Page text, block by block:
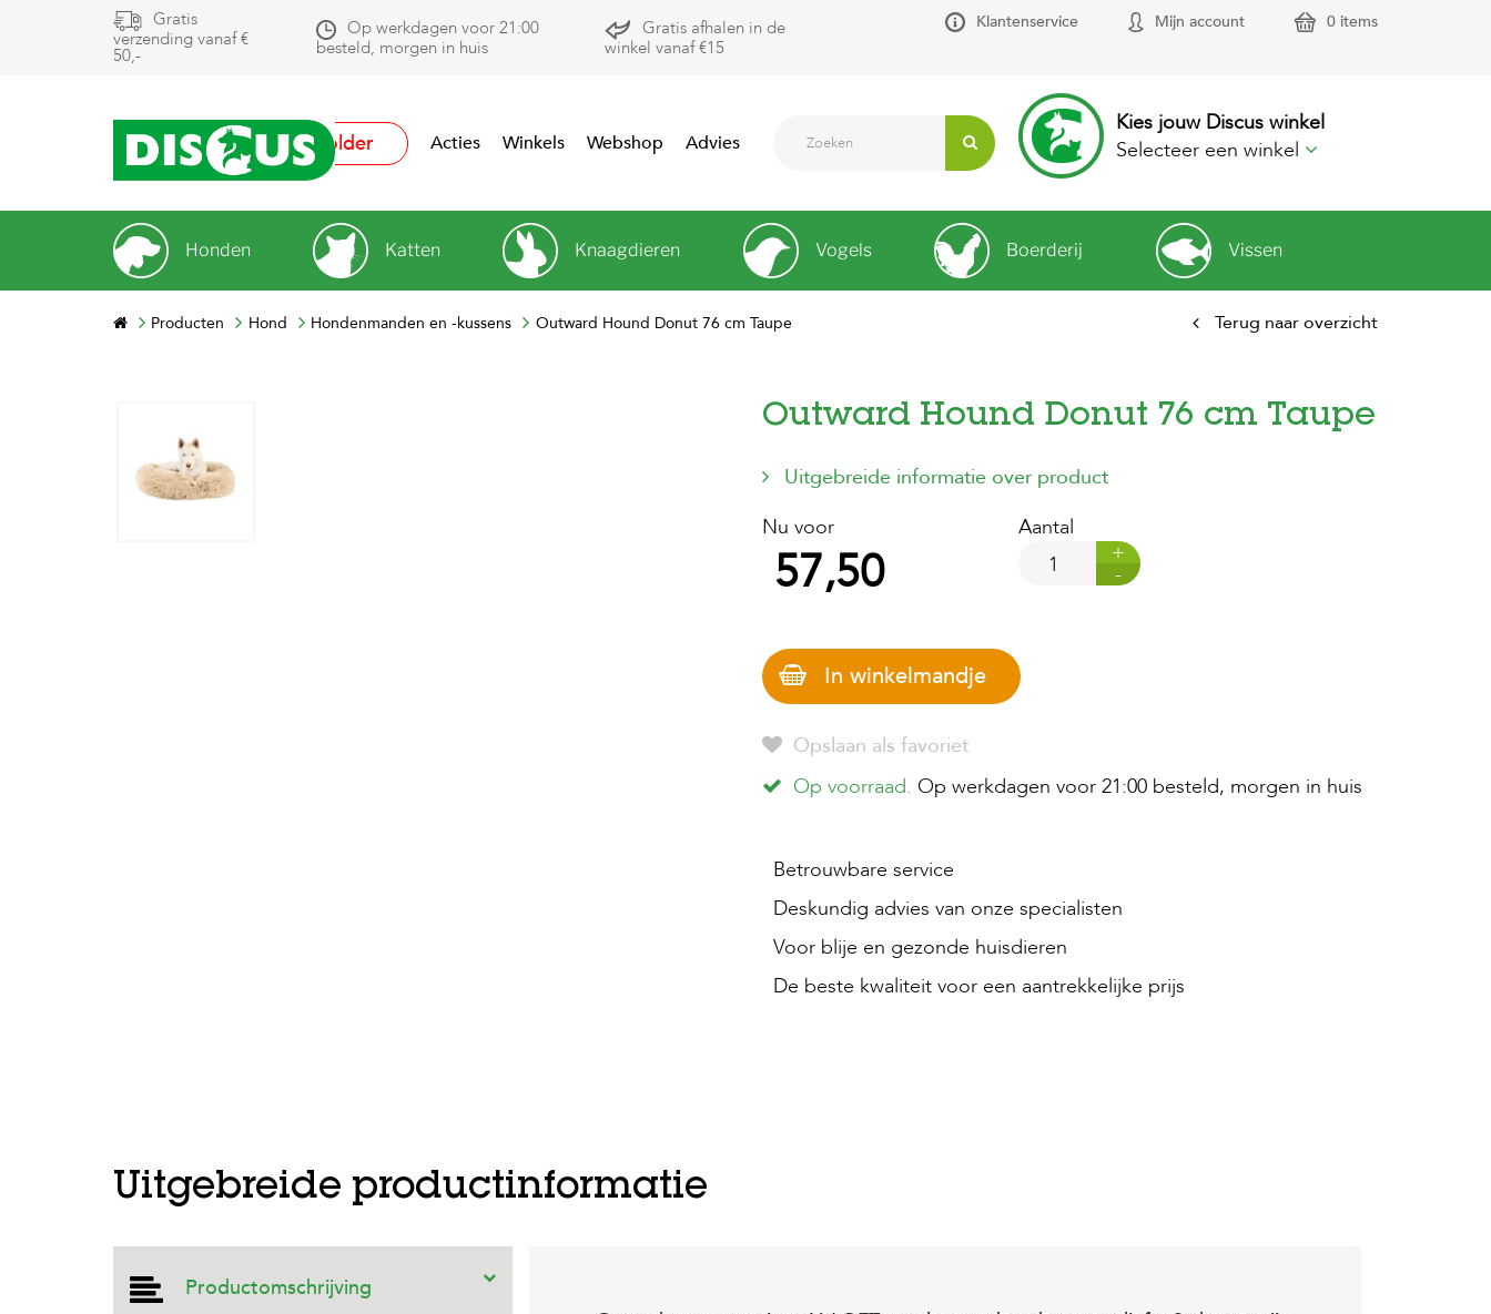
Gratis
verzending vanaf €
50,-
Op werkdagen voor 21:00
besteld, morgen in huis
Gratis afhalen in de
winkel vanaf €15
Klantenservice Mijn account 0 items
Folder Acties Winkels Webshop Advies
Kies jouw Discus winkel
Selecteer een winkel
Honden Katten Knaagdieren Vogels Boerderij Vissen
Producten Hond Hondenmanden en -kussens Outward Hound Donut 76 cm Taupe Terug naar overzicht
Outward Hound Donut 76 cm Taupe
Uitgebreide informatie over product
Nu voor
57,50
Aantal
+
-
In winkelmandje
Opslaan als favoriet
Op voorraad. Op werkdagen voor 21:00 besteld, morgen in huis
Betrouwbare service
Deskundig advies van onze specialisten
Voor blije en gezonde huisdieren
De beste kwaliteit voor een aantrekkelijke prijs
Uitgebreide productinformatie
Productomschrijving